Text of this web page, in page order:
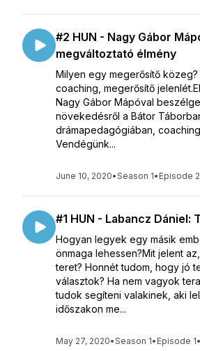
#2 HUN - Nagy Gábor
megváltoztató élmény
Milyen egy megerősítő közeg?
coaching, megerősítő
Nagy Gábor Mápóval
növekedésről a Bátor
drámapedagógiában,
Vendégünk...
June 10, 2020•Season 1• Episode 2
#1 HUN - Labancz Dániel:
Hogyan legyek egy másik
önmaga lehessen?Mit jelent
teret? Honnét tudom, hogy jó
választok? Ha nem vagyok
tudok segíteni valakinek, aki
időszakon me...
May 27, 2020•Season 1• Episode 1•